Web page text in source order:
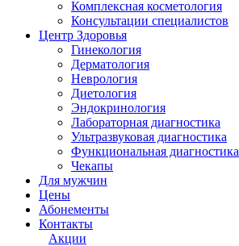
Комплексная косметология
Консультации специалистов
Центр Здоровья
Гинекология
Дерматология
Неврология
Диетология
Эндокринология
Лабораторная диагностика
Ультразвуковая диагностика
Функциональная диагностика
Чекапы
Для мужчин
Цены
Абонементы
Контакты
Акции